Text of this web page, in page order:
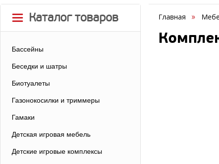
Каталог товаров
Бассейны
Беседки и шатры
Биотуалеты
Газонокосилки и триммеры
Гамаки
Детская игровая мебель
Детские игровые комплексы
Главная